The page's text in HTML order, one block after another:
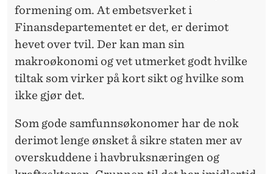
formening om. At embetsverket i
Finansdepartementet er det, er derimot
hevet over tvil. Der kan man sin
makroøkonomi og vet utmerket godt hvilke
tiltak som virker på kort sikt og hvilke som
ikke gjør det.
Som gode samfunnsøkonomer har de nok
derimot lenge ønsket å sikre staten mer av
overskuddene i havbruksnæringen og